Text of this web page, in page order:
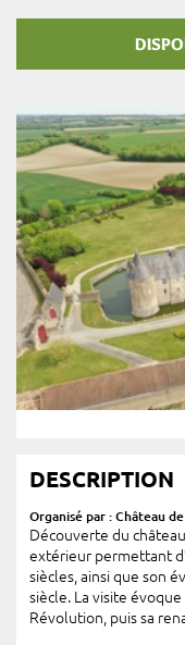
DESCRIPTION
Organisé par : Château
Découverte du
extérieur permettant
siècles, ainsi que son
siècle. La visite
Révolution, puis sa